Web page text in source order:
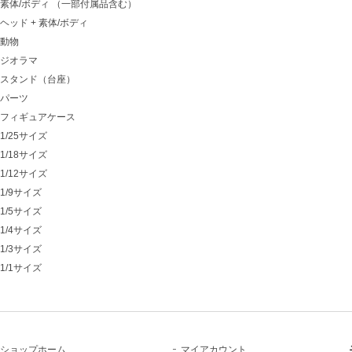
素体/ボディ （一部付属品含む）
ヘッド + 素体/ボディ
動物
ジオラマ
スタンド（台座）
パーツ
フィギュアケース
1/25サイズ
1/18サイズ
1/12サイズ
1/9サイズ
1/5サイズ
1/4サイズ
1/3サイズ
1/1サイズ
ショップホーム マイアカウント